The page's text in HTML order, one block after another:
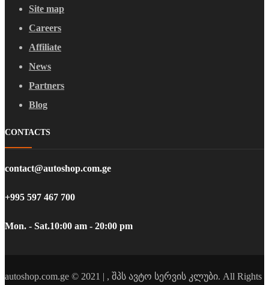
Site map
Careers
Affiliate
News
Partners
Blog
CONTACTS
contact@autoshop.com.ge
+995 597 467 700
Mon. - Sat.10:00 am - 20:00 pm
autoshop.com.ge © 2021 | , შპს ავტო სერვის კლუბი. All Rights